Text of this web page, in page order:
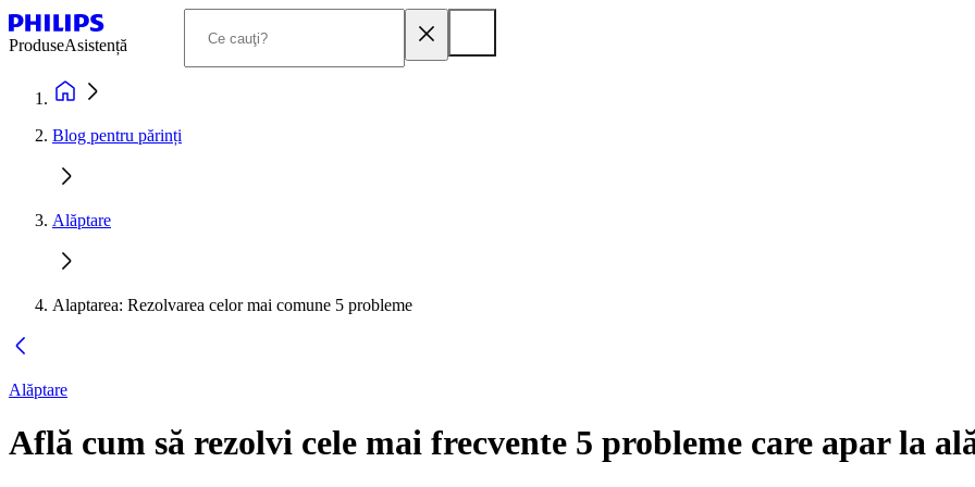
ProduseAsistență
Blog pentru părinți
Alăptare
Alaptarea: Rezolvarea celor mai comune 5 probleme
Alăptare
Află cum să rezolvi cele mai frecvente 5 probleme care apar la